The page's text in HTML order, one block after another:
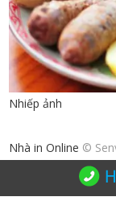
Nhiếp ảnh
Nhà in Online ©
Senviet.Art Ads Co., Ltd
Hotline: +84 909 64 7070 |